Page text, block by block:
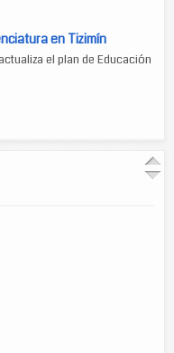
en Tizimín
el plan de Educación